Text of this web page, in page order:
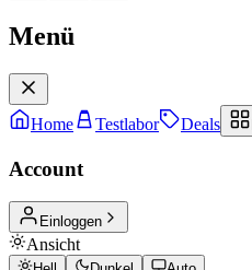
Menü
Home Testlabor Deals
Account
Einloggen
Ansicht